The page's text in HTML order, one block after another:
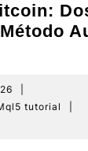
detutorial